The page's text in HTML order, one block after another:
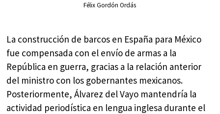
Félix Gordón Ordás
La construcción de barcos en España para México
fue compensada con el envío de armas a la
República en guerra, gracias a la relación anterior
del ministro con los gobernantes mexicanos.
Posteriormente, Álvarez del Vayo mantendría la
actividad periodística en lengua inglesa durante el